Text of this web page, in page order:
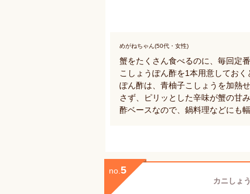
めがねちゃん(50代・女性)
蟹をたくさん食べるのに、毎回定
こしょうぽん酢を1本用意してお
ぽん酢は、青柚子こしょうを加熱
さず、ピリッとした辛味が蟹の甘
酢ベースなので、鍋料理などにも
no. 5
カニしょ